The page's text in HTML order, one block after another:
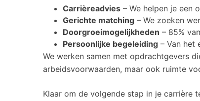
Carrièreadvies – We helpen je een
Gerichte matching – We zoeken
Doorgroeimogelijkheden – 85%
Persoonlijke begeleiding – Van het
We werken samen met opdrachtgevers
arbeidsvoorwaarden, maar ook ruimte
Klaar om de volgende stap in je carrière